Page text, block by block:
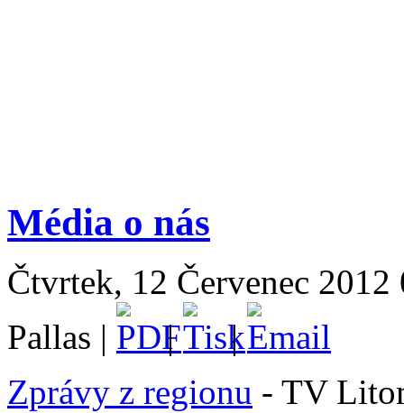
Média o nás
Čtvrtek, 12 Červenec
Pallas |
|
|
Zprávy z regionu - TV